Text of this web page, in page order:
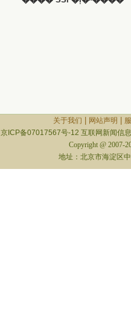
关于我们 网站声明
京ICP备07017567号-12 互联网新闻信
Copyright @ 2007-
地址：北京市海淀区